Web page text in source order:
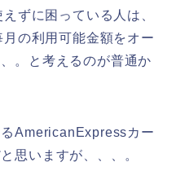
ずに困っている人は、
の利用可能金額をオー
。と考えるのが普通か
AmericanExpressカー
思いますが、、、。